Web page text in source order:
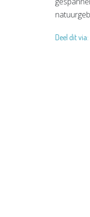
Deel dit via: